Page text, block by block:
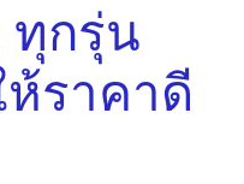
ทุกรุ่น
ห้ราคาดี